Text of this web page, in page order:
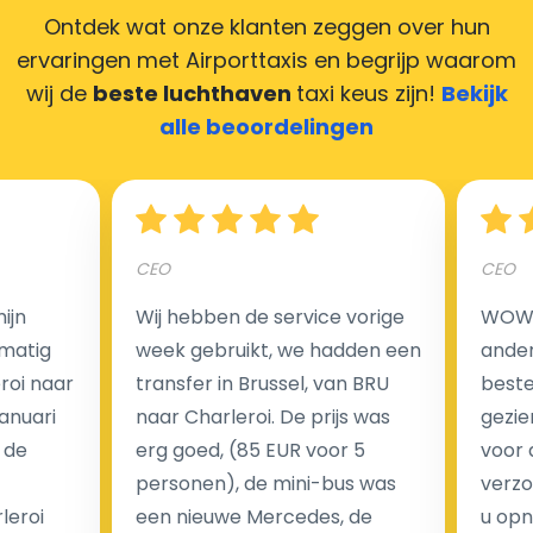
Hoeveel kost een luchthaven taxi transfer in
luchthaventaxi's is een vast tarief voor uw rit. In
tegenstelling tot traditionele taxi's met taxameter
brengen wij u geen extra kosten in rekening voor de
nachtrit.
We hebben geen ophaaltarief of extra kosten voor
wachttijd als uw vlucht vertraging heeft.
Kijk op onze website voor meer informatie over uw
Ontdek wat onze klanten zeggen over hun
ervaringen met Airporttaxis en begrijp waarom
wij de beste luchthaven taxi keus zijn! Bekijk
alle beoordelingen
naar
CEO
Wij hebben de service vorige
week gebruikt, we hadden een
transfer in Brussel, van BRU
naar Charleroi. De prijs was
erg goed, (85 EUR voor 5
personen), de mini-bus was
een nieuwe Mercedes, de
CEO
voor
u